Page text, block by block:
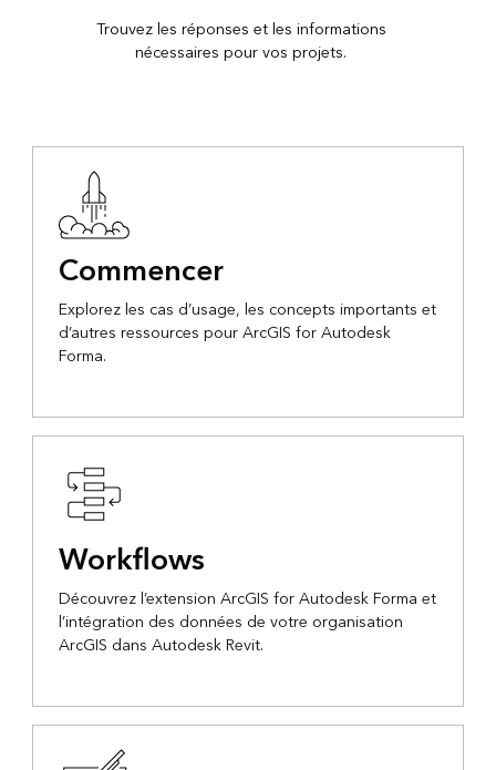
Trouvez les réponses et les informations
nécessaires pour vos projets.
Commencer
Explorez les cas d’usage, les concepts importants et
d’autres ressources pour ArcGIS for Autodesk
Forma.
Workflows
Découvrez l’extension ArcGIS for Autodesk Forma et
l’intégration des données de votre organisation
ArcGIS dans Autodesk Revit.